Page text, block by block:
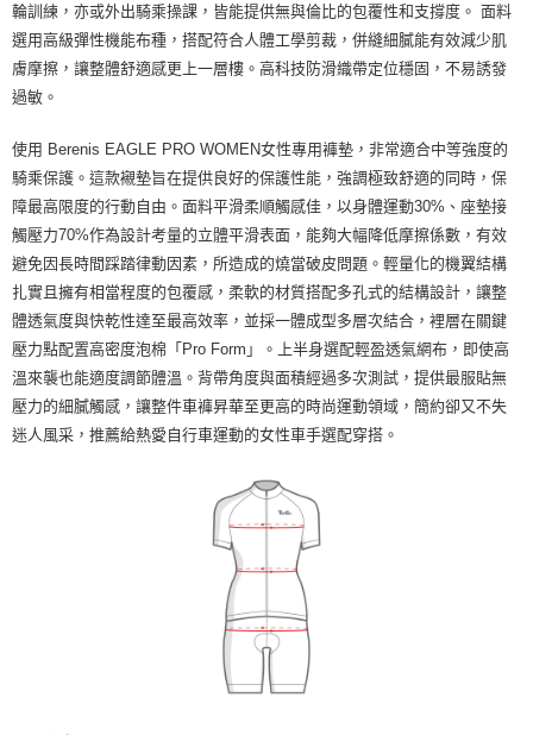
付款後門市自取
免運費
海外直寄/亞洲
輪訓練，亦或外出騎乘操課，皆能提供無與倫比的包覆性和支撐度。 面料
選用高級彈性機能布種，搭配符合人體工學剪裁，併縫細膩能有效減少肌
膚摩擦，讓整體舒適感更上一層樓。高科技防滑織帶定位穩固，不易誘發
過敏。
使用 Berenis EAGLE PRO WOMEN女性專用褲墊，非常適合中等強度的
騎乘保護。這款襯墊旨在提供良好的保護性能，強調極致舒適的同時，保
障最高限度的行動自由。面料平滑柔順觸感佳，以身體運動30%、座墊接
觸壓力70%作為設計考量的立體平滑表面，能夠大幅降低摩擦係數，有效
避免因長時間踩踏律動因素，所造成的燒當破皮問題。輕量化的機翼結構
扎實且擁有相當程度的包覆感，柔軟的材質搭配多孔式的結構設計，讓整
體透氣度與快乾性達至最高效率，並採一體成型多層次結合，裡層在關鍵
壓力點配置高密度泡棉「Pro Form」。上半身選配輕盈透氣網布，即使高
溫來襲也能適度調節體溫。背帶角度與面積經過多次測試，提供最服貼無
壓力的細膩觸感，讓整件車褲昇華至更高的時尚運動領域，簡約卻又不失
迷人風采，推薦給熱愛自行車運動的女性車手選配穿搭。